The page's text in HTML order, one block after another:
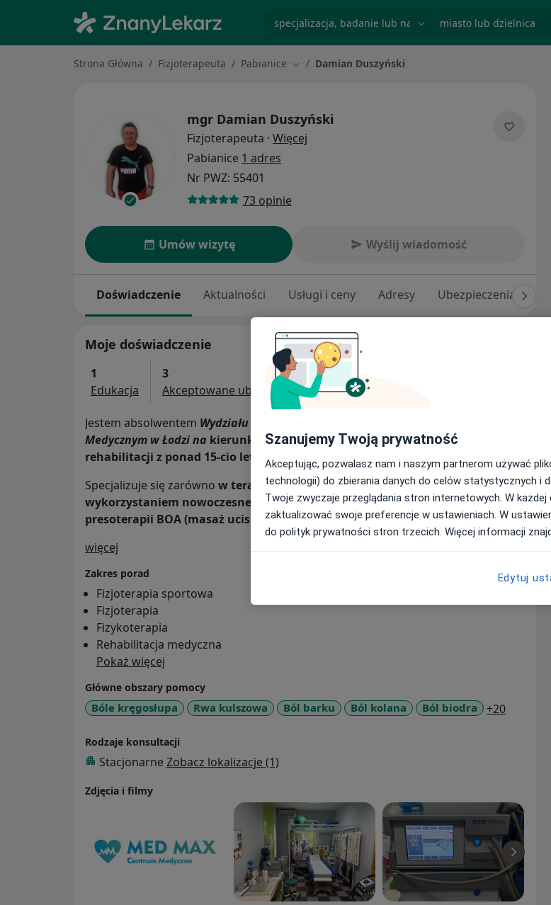
Strona Główna Fizjoterapeuta Pabianice Zmień miasto
Damian Duszyński
mgr Damian Duszyński
Fizjoterapeuta · Więcej
Pabianice 1 adres
Nr PWZ: 55401
73 opinie
Umów wizytę Wyślij wiadomość
Doświadczenie Aktualności Usługi i ceny Adresy Ubezpieczenia
Moje doświadczenie
1
Edukacja
3
Akceptowane ubezpieczenia
Jestem absolwentem Wydziału Wojskowo-Lekarskiego na Uniwersytecie
Medycznym w Łodzi na kierunku Fizjoterapia. Specjalizuję się w dziedzinie
rehabilitacji z ponad 15-cio letnim stażem w bezpośredniej pracy z pacjentem.
Specjalizuje się zarówno w terapii manualnej, jak i w zabiegach z
wykorzystaniem nowoczesnego sprzętu, m. in. fali uderzeniowej, czy
presoterapii BOA (masaż uciskowy).
więcej
Zakres porad
Fizjoterapia sportowa
Fizjoterapia
Fizykoterapia
Rehabilitacja medyczna
Pokaż więcej
Główne obszary pomocy
Bóle kręgosłupa Rwa kulszowa Ból barku Ból kolana Ból biodra +20
Rodzaje konsultacji
Stacjonarne Zobacz lokalizacje (1)
Zdjęcia i filmy
Szanujemy Twoją prywatność
Akceptując, pozwalasz nam i naszym partnerom używać
technologii) do zbierania danych do celów statystycznych i
Twoje zwyczaje przeglądania stron internetowych. W
zaktualizować swoje preferencje w ustawieniach. W
do polityk prywatności stron trzecich. Więcej informacji
Edytuj